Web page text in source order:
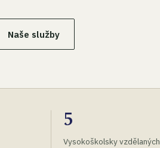
Naše služby
5
Vysokoškolsky vzdělaných